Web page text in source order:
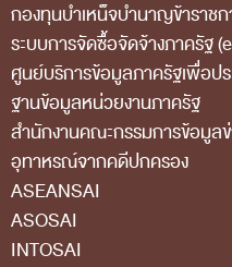
สถิติการตรวจสอบรายงานกา
ข้อมูลสาธารณะ
ข่าวสารการจัดซื้อจัดจ้างของ ส
แผนการจัดซื้อจัดจ้าง
ประกาศประกวดราคา/ราคา
สภาพ
กองทุนบำเหน็จบำนาญข้าราชก
ระบบการจัดซื้อจัดจ้างภาครัฐ
ศูนย์บริการข้อมูลภาครัฐเพื่อป
ฐานข้อมูลหน่วยงานภาครัฐ
สํานักงานคณะกรรมการข้อมูล
อุทาหรณ์จากคดีปกครอง
ASEANSAI
ASOSAI
INTOSAI